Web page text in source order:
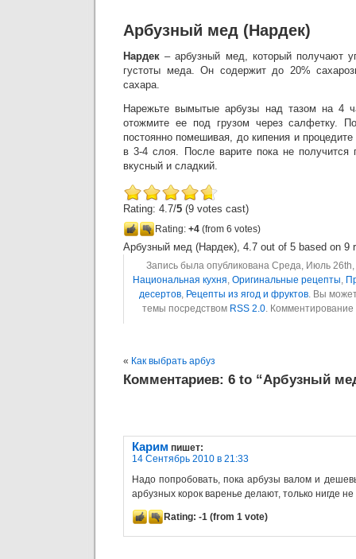
Арбузный мед (Нардек)
Нардек – арбузный мед, который получают
густоты меда. Он содержит до 20%
сахара.
Нарежьте вымытые арбузы над тазом на 4
отожмите ее под грузом через салфетку.
постоянно помешивая, до кипения и
в 3-4 слоя. После варите пока не получится
вкусный и сладкий.
Rating: 4.7/5 (9 votes cast)
Rating: +4 (from 6 votes)
Арбузный мед (Нардек), 4.7 out of 5 based on 9
Запись была опубликована Среда, Июль 26th,
Национальная кухня, Оригинальные рецепты,
десертов, Рецепты из ягод и фруктов. Вы
темы посредством RSS 2.0.
« Как выбрать арбуз
Комментариев: 6 to “Арбузный
Карим пишет:
14 Сентябрь 2010 в 21:33
Надо попробовать, пока арбузы валом и
арбузных корок варенье делают, только нигде
Rating: -1 (from 1 vote)